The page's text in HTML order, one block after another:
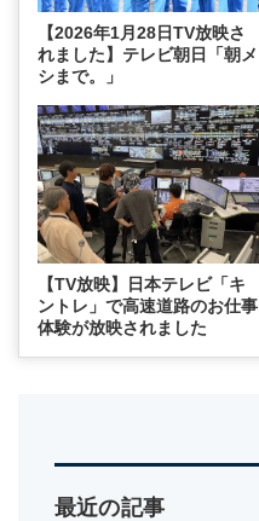
【2026年1月28日TV放映さ
れました】テレビ朝日「朝メ
シまで。」
【TV放映】日本テレビ「キ
ントレ」で高速道路のお仕事
体験が放映されました
最近の記事